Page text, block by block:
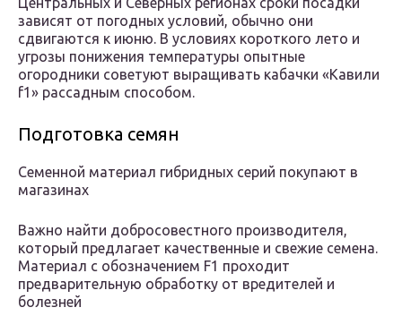
зависят от погодных условий, обычно они
сдвигаются к июню. В условиях короткого лето и
угрозы понижения температуры опытные
огородники советуют выращивать кабачки «Кавили
f1» рассадным способом.
Подготовка семян
Семенной материал гибридных серий покупают в
магазинах
Важно найти добросовестного производителя,
который предлагает качественные и свежие семена.
Материал с обозначением F1 проходит
предварительную обработку от вредителей и
болезней